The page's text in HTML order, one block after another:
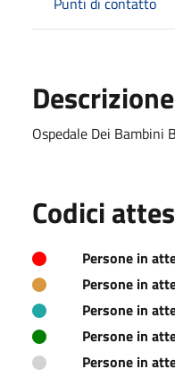
Descrizione
Ospedale Dei Bambini
Codici
Persone in
Persone in
Persone in
Persone in
Persone in